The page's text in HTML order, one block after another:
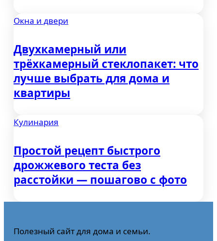
Окна и двери
Двухкамерный или
трёхкамерный стеклопакет: что
лучше выбрать для дома и
квартиры
Кулинария
Простой рецепт быстрого
дрожжевого теста без
расстойки — пошагово с фото
Полезный сайт для дома и семьи.